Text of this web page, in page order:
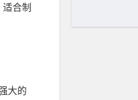
合制
大的